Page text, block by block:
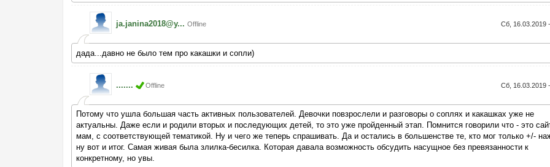
ja.janina2018@y... Offline Сб, 16.03.2019
дада...давно не было тем про какашки и сопли)
....... Offline Сб, 16.03.2019
Потому что ушла большая часть активных пользователей. Девочки повзрослели и разговоры о соплях и какашках уже не
актуальны. Даже если и родили вторых и последующих детей, то это уже пройденный этап. Помнится говорили что - это
мам, с соответствующей тематикой. Ну и чего же теперь спрашивать. Да и остались в большенстве те, кто мог только +/-
ну вот и итог. Самая живая была злилка-бесилка. Которая давала возможность обсудить насущное без превязанности к
конкретному, но увы.